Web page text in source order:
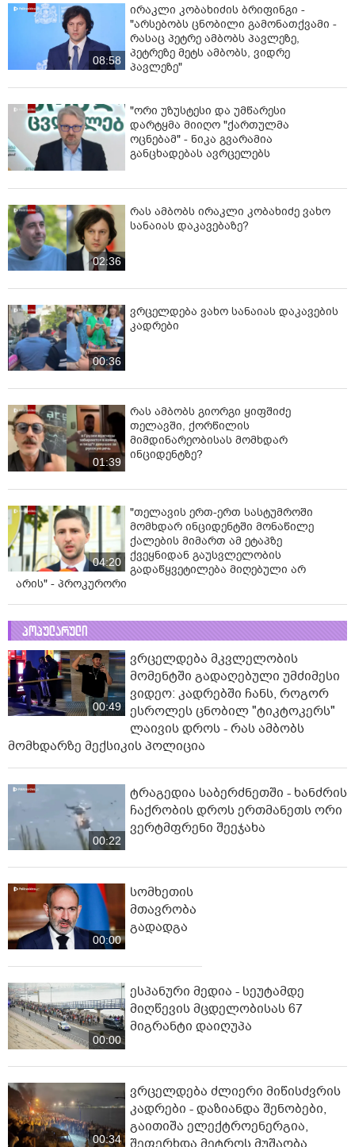
08:58
ირაკლი კობახიძის ბრიფინგი -
"არსებობს ცნობილი გამონათქვამი -
რასაც პეტრე ამბობს პავლეზე,
პეტრეზე მეტს ამბობს, ვიდრე
პავლეზე"
"ორი უზუსტესი და უმწარესი
დარტყმა მიიღო "ქართულმა
ოცნებამ" - ნიკა გვარამია
განცხადებას ავრცელებს
02:36
რას ამბობს ირაკლი კობახიძე ვახო
სანაიას დაკავებაზე?
00:36
ვრცელდება ვახო სანაიას დაკავების
კადრები
01:39
რას ამბობს გიორგი ყიფშიძე
თელავში, ქორწილის
მიმდინარეობისას მომხდარ
ინციდენტზე?
04:20
"თელავის ერთ-ერთ სასტუმროში
მომხდარ ინციდენტში მონაწილე
ქალების მიმართ ამ ეტაპზე
ქვეყნიდან გაუსვლელობის
გადაწყვეტილება მიღებული არ
არის" - პროკურორი
პოპულარული
00:49
ვრცელდება მკვლელობის
მომენტში გადაღებული უმძიმესი
ვიდეო: კადრებში ჩანს, როგორ
ესროლეს ცნობილ "ტიკტოკერს"
ლაივის დროს - რას ამბობს
მომხდარზე მექსიკის პოლიცია
00:22
ტრაგედია საბერძნეთში - ხანძრის
ჩაქრობის დროს ერთმანეთს ორი
ვერტმფრენი შეეჯახა
00:00
სომხეთის
მთავრობა
გადადგა
00:00
ესპანური მედია - სეუტამდე
მიღწევის მცდელობისას 67
მიგრანტი დაიღუპა
00:34
ვრცელდება ძლიერი მიწისძვრის
კადრები - დაზიანდა შენობები,
გაითიშა ელექტროენერგია,